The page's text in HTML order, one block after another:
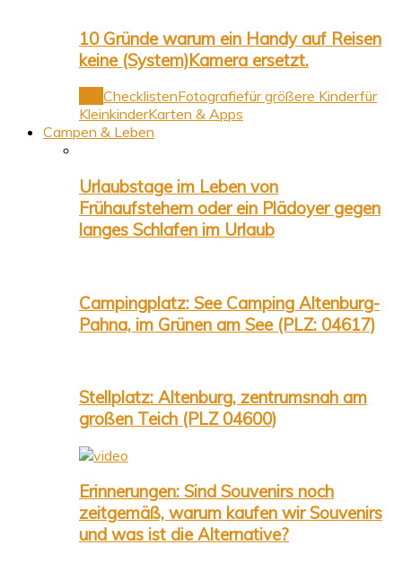
10 Gründe warum ein Handy auf Reisen
keine (System)Kamera ersetzt.
ChecklistenFotografiefür größere Kinderfür
KleinkinderKarten & Apps
Campen & Leben
Urlaubstage im Leben von
Frühaufstehern oder ein Plädoyer gegen
langes Schlafen im Urlaub
Campingplatz: See Camping Altenburg-
Pahna, im Grünen am See (PLZ: 04617)
Stellplatz: Altenburg, zentrumsnah am
großen Teich (PLZ 04600)
Erinnerungen: Sind Souvenirs noch
zeitgemäß, warum kaufen wir Souvenirs
und was ist die Alternative?